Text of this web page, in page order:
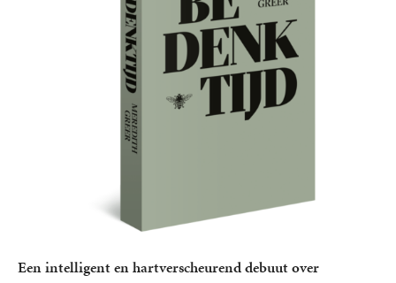
Een intelligent en hartverscheurend debuut over